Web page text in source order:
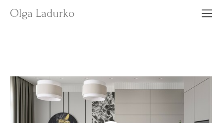
Olga Ladurko